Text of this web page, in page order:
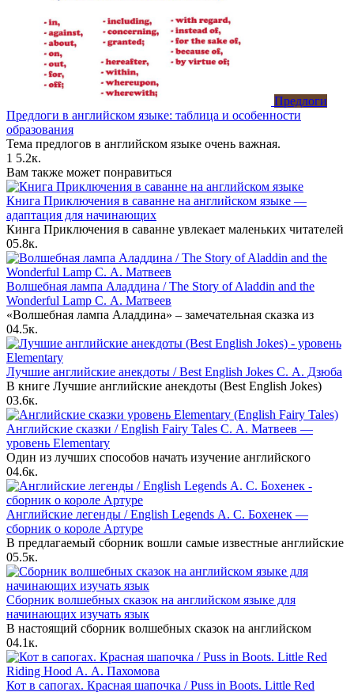
Предлоги
Предлоги в английском языке: таблица и особенности
образования
Тема предлогов в английском языке очень важная.
1 5.2к.
Вам также может понравиться
Книга Приключения в саванне на английском языке —
адаптация для начинающих
Кинга Приключения в саванне увлекает маленьких читателей
05.8к.
Волшебная лампа Аладдина / The Story of Aladdin and the
Wonderful Lamp С. А. Матвеев
«Волшебная лампа Аладдина» – замечательная сказка из
04.5к.
Лучшие английские анекдоты / Best English Jokes С. А. Дзюба
В книге Лучшие английские анекдоты (Best English Jokes)
03.6к.
Английские сказки / English Fairy Tales С. А. Матвеев —
уровень Elementary
Один из лучших способов начать изучение английского
04.6к.
Английские легенды / English Legends А. С. Бохенек —
сборник о короле Артуре
В предлагаемый сборник вошли самые известные английские
05.5к.
Сборник волшебных сказок на английском языке для
начинающих изучать язык
В настоящий сборник волшебных сказок на английском
04.1к.
Кот в сапогах. Красная шапочка / Puss in Boots. Little Red